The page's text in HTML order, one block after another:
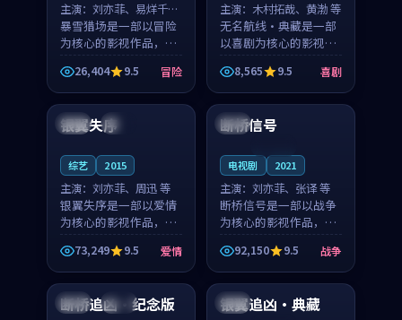
主演： 刘亦菲、易烊千玺
等
暴雪猎场是一部以冒险
为核心的影视作品，围
绕危机、反转与人物成
长展开，整体节奏紧
凑，值得推荐观看。
26,404 9.5 冒险
主演： 木村拓哉、黄渤 等
无名航线·典藏是一部
以喜剧为核心的影视作
品，围绕危机、反转与
人物成长展开，整体节
奏紧凑，值得推荐观
看。
8,565 9.5 喜剧
中国 完结
银翼失序
综艺 2015
主演： 刘亦菲、周迅 等
银翼失序是一部以爱情
为核心的影视作品，围
绕危机、反转与人物成
长展开，整体节奏紧
凑，值得推荐观看。
73,249 9.5 爱情
中国
断桥信号
电视剧 2021
主演： 刘亦菲、张译 等
断桥信号是一部以战争
为核心的影视作品，围
绕危机、反转与人物成
长展开，整体节奏紧
凑，值得推荐观看。
92,150 9.5 战争
美国 院线
断桥追凶·纪念版
法国
银翼追凶·典藏